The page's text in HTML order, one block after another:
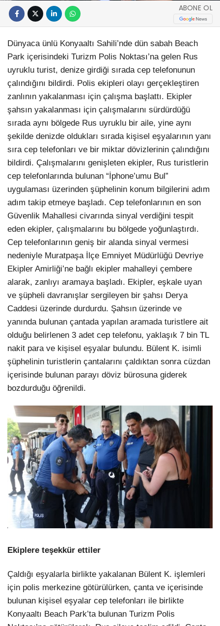
ABONE OL
Dünyaca ünlü Konyaaltı Sahili’nde dün sabah Beach
Park içerisindeki Turizm Polis Noktası’na gelen Rus
uyruklu turist, denize girdiği sırada cep telefonunun
çalındığını bildirdi. Polis ekipleri olayı gerçekleştiren
zanlının yakalanması için çalışma başlattı. Ekipler
şahsın yakalanması için çalışmalarını sürdürdüğü
sırada aynı bölgede Rus uyruklu bir aile, yine aynı
şekilde denizde oldukları sırada kişisel eşyalarının yanı
sıra cep telefonları ve bir miktar dövizlerinin çalındığını
bildirdi. Çalışmalarını genişleten ekipler, Rus turistlerin
cep telefonlarında bulunan “İphone’umu Bul”
uygulaması üzerinden şüphelinin konum bilgilerini adım
adım takip etmeye başladı. Cep telefonlarının en son
Güvenlik Mahallesi civarında sinyal verdiğini tespit
eden ekipler, çalışmalarını bu bölgede yoğunlaştırdı.
Cep telefonlarının geniş bir alanda sinyal vermesi
nedeniyle Muratpaşa İlçe Emniyet Müdürlüğü Devriye
Ekipler Amirliği’ne bağlı ekipler mahalleyi çembere
alarak, zanlıyı aramaya başladı. Ekipler, eşkale uyan
ve şüpheli davranışlar sergileyen bir şahsı Derya
Caddesi üzerinde durdurdu. Şahsın üzerinde ve
yanında bulunan çantada yapılan aramada turistlere ait
olduğu belirlenen 3 adet cep telefonu, yaklaşık 7 bin TL
nakit para ve kişisel eşyalar bulundu. Bülent K. isimli
şüphelinin turistlerin çantalarını çaldıktan sonra cüzdan
içerisinde bulunan parayı döviz bürosuna giderek
bozdurduğu öğrenildi.
Ekiplere teşekkür ettiler
Çaldığı eşyalarla birlikte yakalanan Bülent K. işlemleri
için polis merkezine götürülürken, çanta ve içerisinde
bulunan kişisel eşyalar cep telefonları ile birlikte
Konyaaltı Beach Park’ta bulunan Turizm Polis